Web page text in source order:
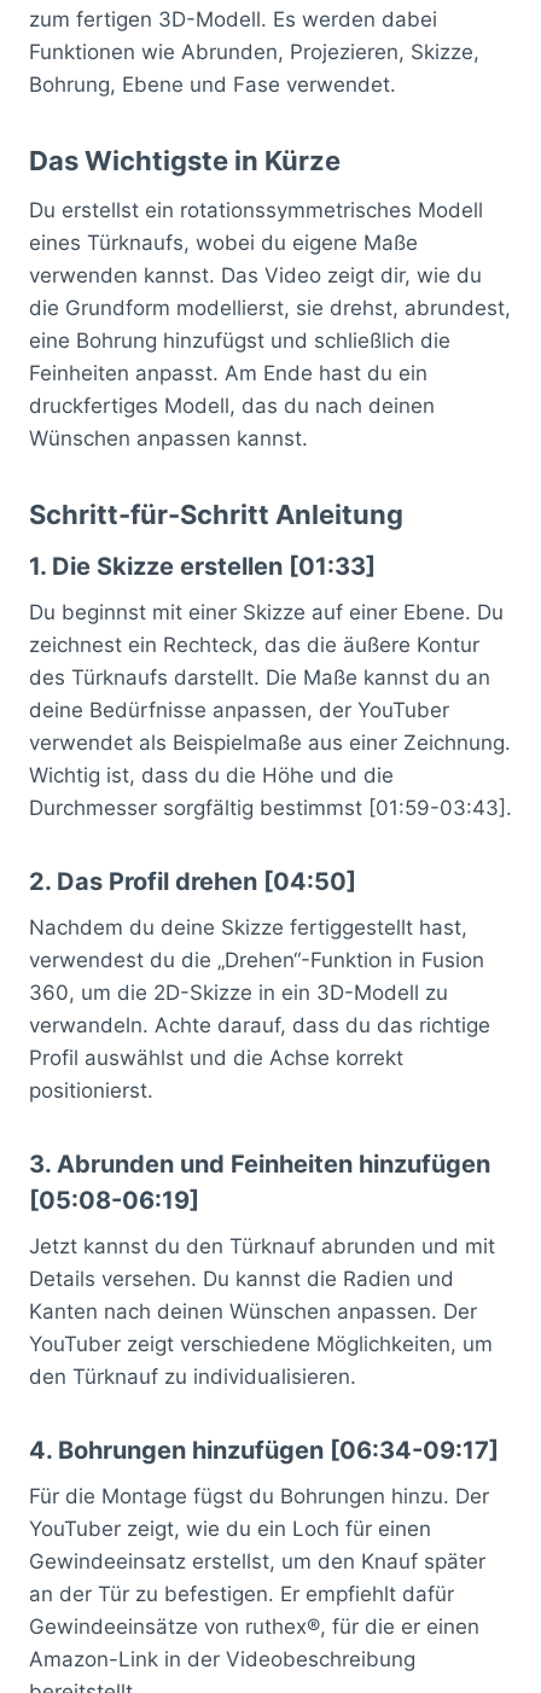
zum fertigen 3D-Modell. Es werden dabei
Funktionen wie Abrunden, Projezieren, Skizze,
Bohrung, Ebene und Fase verwendet.
Das Wichtigste in Kürze
Du erstellst ein rotationssymmetrisches Modell
eines Türknaufs, wobei du eigene Maße
verwenden kannst. Das Video zeigt dir, wie du
die Grundform modellierst, sie drehst, abrundest,
eine Bohrung hinzufügst und schließlich die
Feinheiten anpasst. Am Ende hast du ein
druckfertiges Modell, das du nach deinen
Wünschen anpassen kannst.
Schritt-für-Schritt Anleitung
1. Die Skizze erstellen [01:33]
Du beginnst mit einer Skizze auf einer Ebene. Du
zeichnest ein Rechteck, das die äußere Kontur
des Türknaufs darstellt. Die Maße kannst du an
deine Bedürfnisse anpassen, der YouTuber
verwendet als Beispielmaße aus einer Zeichnung.
Wichtig ist, dass du die Höhe und die
Durchmesser sorgfältig bestimmst [01:59-03:43].
2. Das Profil drehen [04:50]
Nachdem du deine Skizze fertiggestellt hast,
verwendest du die „Drehen“-Funktion in Fusion
360, um die 2D-Skizze in ein 3D-Modell zu
verwandeln. Achte darauf, dass du das richtige
Profil auswählst und die Achse korrekt
positionierst.
3. Abrunden und Feinheiten hinzufügen
[05:08-06:19]
Jetzt kannst du den Türknauf abrunden und mit
Details versehen. Du kannst die Radien und
Kanten nach deinen Wünschen anpassen. Der
YouTuber zeigt verschiedene Möglichkeiten, um
den Türknauf zu individualisieren.
4. Bohrungen hinzufügen [06:34-09:17]
Für die Montage fügst du Bohrungen hinzu. Der
YouTuber zeigt, wie du ein Loch für einen
Gewindeeinsatz erstellst, um den Knauf später
an der Tür zu befestigen. Er empfiehlt dafür
Gewindeeinsätze von ruthex®, für die er einen
Amazon-Link in der Videobeschreibung